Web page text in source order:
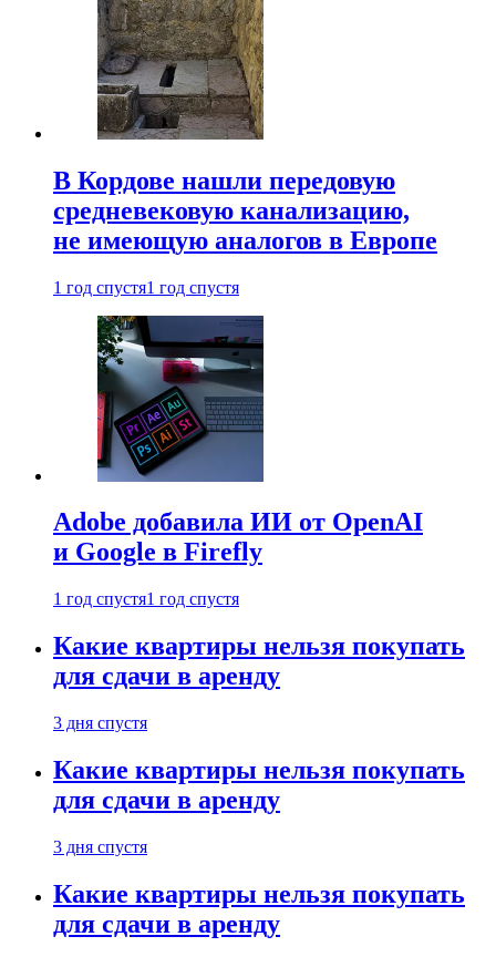
В Кордове нашли передовую
средневековую канализацию,
не имеющую аналогов в Европе
1 год спустя1 год спустя
Adobe добавила ИИ от OpenAI
и Google в Firefly
1 год спустя1 год спустя
Какие квартиры нельзя покупать
для сдачи в аренду
3 дня спустя
Какие квартиры нельзя покупать
для сдачи в аренду
3 дня спустя
Какие квартиры нельзя покупать
для сдачи в аренду